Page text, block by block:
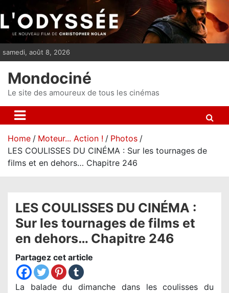
i
p
n
samedi, août 8, 2026
Mondociné
Le site des amoureux de tous les cinémas
Home Moteur... Action !
Photos
LES COULISSES DU CINÉMA : Sur les tournages de
films et en dehors… Chapitre 246
LES COULISSES DU CINÉMA :
Sur les tournages de films et
en dehors… Chapitre 246
Partagez cet article
La balade du dimanche dans les coulisses du